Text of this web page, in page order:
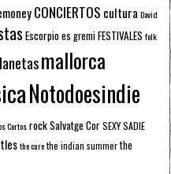
CONCIERTOS cultura David
Escorpioes gremiFESTIVALES folk
mallorca
Notodoesindie
CortosrockSalvatge CorSEXY SADIE
the curethe indian summerthe